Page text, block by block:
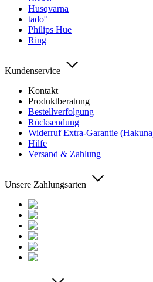
Husqvarna
tado°
Philips Hue
Ring
Kundenservice
Kontakt
Produktberatung
Bestellverfolgung
Rücksendung
Widerruf Extra-Garantie
Hilfe
Versand & Zahlung
Unsere Zahlungsarten